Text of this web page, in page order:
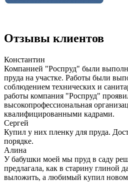
Отзывы клиентов
Константин
Компанией "Роспруд" были
пруда на участке. Работы были
соблюдением технических и
работы компания "Роспруд"
высокопрофессиональная
квалифицированными кадрами.
Сергей
Купил у них пленку для пруда.
порядке.
Алина
У бабушки моей мы пруд в саду
предлагала, как в старину глиной
выложить, а любимый купил